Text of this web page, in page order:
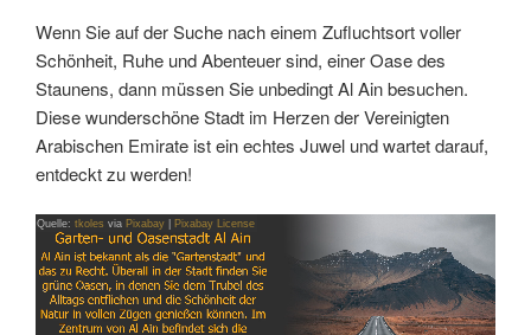
Wenn Sie auf der Suche nach einem Zufluchtsort voller
Schönheit, Ruhe und Abenteuer sind, einer Oase des
Staunens, dann müssen Sie unbedingt Al Ain besuchen.
Diese wunderschöne Stadt im Herzen der Vereinigten
Arabischen Emirate ist ein echtes Juwel und wartet darauf,
entdeckt zu werden!
Quelle:tkoles viaPixabay |Pixabay License
Link Embed